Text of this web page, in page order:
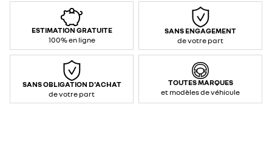
ESTIMATION GRATUITE
100% en ligne
SANS ENGAGEMENT
de votre part
SANS OBLIGATION D'ACHAT
de votre part
TOUTES MARQUES
et modèles de véhicule